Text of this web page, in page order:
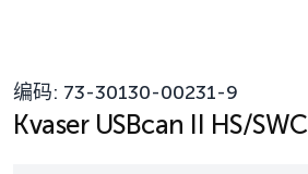
编码: 73-30130-00231-9
Kvaser USBcan II HS/SWC